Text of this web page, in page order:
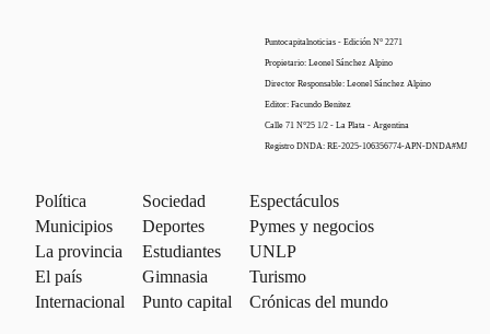
Puntocapitalnoticias - Edición N° 2271
Propietario: Leonel Sánchez Alpino
Director Responsable: Leonel Sánchez Alpino
Editor: Facundo Benitez
Calle 71 N°25 1/2 - La Plata - Argentina
Registro DNDA: RE-2025-106356774-APN-DNDA#MJ
Política
Municipios
La provincia
El país
Internacional
Sociedad
Deportes
Estudiantes
Gimnasia
Punto capital
Espectáculos
Pymes y negocios
UNLP
Turismo
Crónicas del mundo